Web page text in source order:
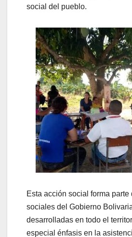
social del pueblo.
Esta acción social forma
sociales del Gobierno
desarrolladas en todo el
especial énfasis en la